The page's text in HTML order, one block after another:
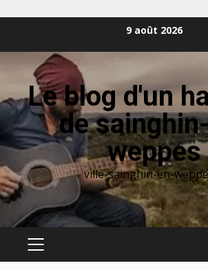
9 août 2026
Le blog d'un
de
weppes
ville-sainghin-en-
MENU